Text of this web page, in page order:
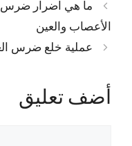
ما هي اضرار ضرس
الأعصاب والعين
عملية خلع ضرس
أضف تعليق